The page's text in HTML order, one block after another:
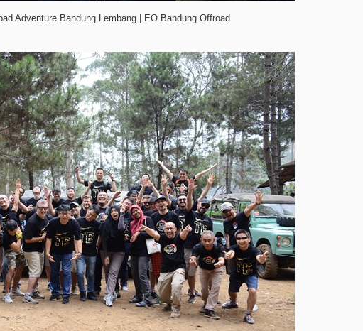
Adventure Bandung Lembang | EO Bandung Offroad